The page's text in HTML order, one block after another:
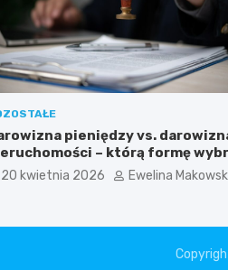
pieniędzy vs.
– którą formę
konieczny jest notariusz?
20 kwietnia 2026 Ewelina